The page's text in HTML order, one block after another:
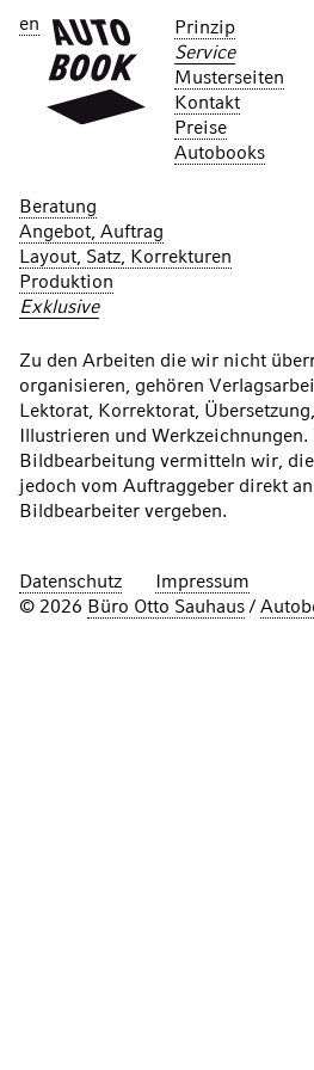
en
Prinzip
Service
Musterseiten
Kontakt
Preise
Autobooks
Beratung
Angebot, Auftrag
Layout, Satz, Korrekturen
Produktion
Exklusive
Zu den Arbeiten die wir nicht
organisieren, gehören
Lektorat, Korrektorat,
Illustrieren und Werkzeichnungen.
Bildbearbeitung vermitteln wir,
jedoch vom Auftraggeber direkt
Bildbearbeiter vergeben.
Datenschutz
Impressum
© 2026 Büro Otto Sauhaus/